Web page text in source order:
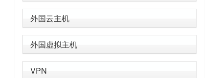
外国云主机
外国虚拟主机
VPN